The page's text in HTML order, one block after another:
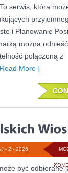
serwis, która
i Planowanie
można odnieść
połączoną z
More ]
- 2 - 2026
być odbierane